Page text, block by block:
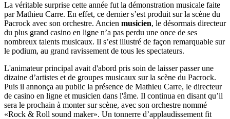
La véritable surprise cette année fut la démonstration musicale faite
par Mathieu Carre. En effet, ce dernier s’est produit sur la scène du
Pacrock avec son orchestre. Ancien musicien, le désormais directeur
du plus grand casino en ligne n’a pas perdu une once de ses
nombreux talents musicaux. Il s’est illustré de façon remarquable sur
le podium, au grand ravissement de tous les spectateurs.
L'animateur principal avait d'abord pris soin de laisser passer une
dizaine d’artistes et de groupes musicaux sur la scène du Pacrock.
Puis il annonça au public la présence de Mathieu Carre, le directeur
de casino en ligne et musicien dans l'âme. Il continua en disant qu’il
sera le prochain à monter sur scène, avec son orchestre nommé
«Rock & Roll sound maker». Un tonnerre d’applaudissement fit